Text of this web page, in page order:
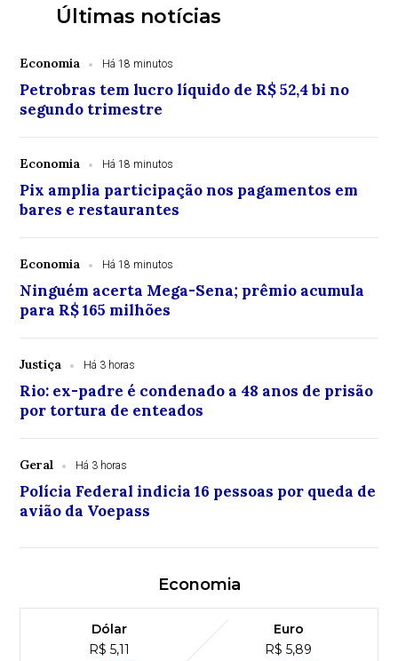
Últimas notícias
Economia Há 18 minutos
Petrobras tem lucro líquido de R$ 52,4 bi no
segundo trimestre
Economia Há 18 minutos
Pix amplia participação nos pagamentos em
bares e restaurantes
Economia Há 18 minutos
Ninguém acerta Mega-Sena; prêmio acumula
para R$ 165 milhões
Justiça Há 3 horas
Rio: ex-padre é condenado a 48 anos de prisão
por tortura de enteados
Geral Há 3 horas
Polícia Federal indicia 16 pessoas por queda de
avião da Voepass
Economia
Dólar
R$ 5,11
Euro
R$ 5,89